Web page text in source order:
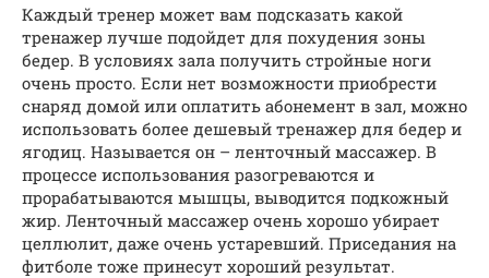
Каждый тренер может вам подсказать какой
тренажер лучше подойдет для похудения зоны
бедер. В условиях зала получить стройные ноги
очень просто. Если нет возможности приобрести
снаряд домой или оплатить абонемент в зал, можно
использовать более дешевый тренажер для бедер и
ягодиц. Называется он – ленточный массажер. В
процессе использования разогреваются и
прорабатываются мышцы, выводится подкожный
жир. Ленточный массажер очень хорошо убирает
целлюлит, даже очень устаревший. Приседания на
фитболе тоже принесут хороший результат.